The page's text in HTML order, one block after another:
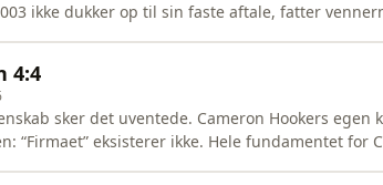
ikke dukker op til sin faste aftale, fatter
4:4
sker det uventede. Cameron Hookers egen
“Firmaet” eksisterer ikke. Hele fundamentet for